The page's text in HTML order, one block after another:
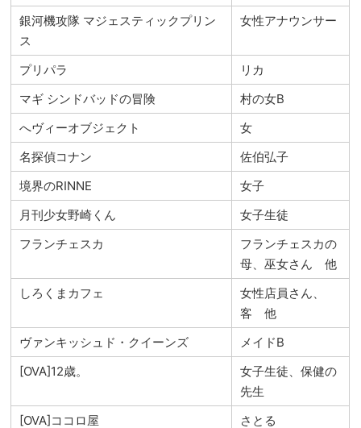
銀河機攻隊 マジェスティックプリン
ス
女性アナウンサー
プリパラ
リカ
マギ シンドバッドの冒険
村の女B
へヴィーオブジェクト
女
名探偵コナン
佐伯弘子
境界のRINNE
女子
月刊少女野崎くん
女子生徒
フランチェスカ
フランチェスカの
母、巫女さん 他
しろくまカフェ
女性店員さん、
客 他
ヴァンキッシュド・クイーンズ
メイドB
[OVA]12歳。
女子生徒、保健の
先生
[OVA]ココロ屋
さとる